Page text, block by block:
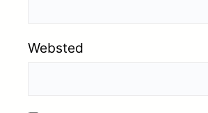
Websted